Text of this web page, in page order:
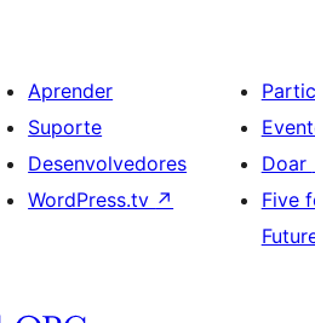
Aprender
Suporte
Desenvolvedores
WordPress.tv ↗
Doar
Five